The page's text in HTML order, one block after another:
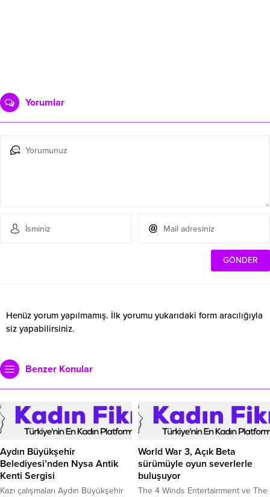
Yorumlar
Henüz yorum yapılmamış. İlk yorumu yukarıdaki form aracılığıyla
siz yapabilirsiniz.
Benzer Konular
Aydın Büyükşehir
Belediyesi’nden Nysa Antik
Kenti Sergisi
Kazı çalışmaları Aydın Büyükşehir
World War 3, Açık Beta
sürümüyle oyun severlerle
buluşuyor
The 4 Winds Entertainment ve The